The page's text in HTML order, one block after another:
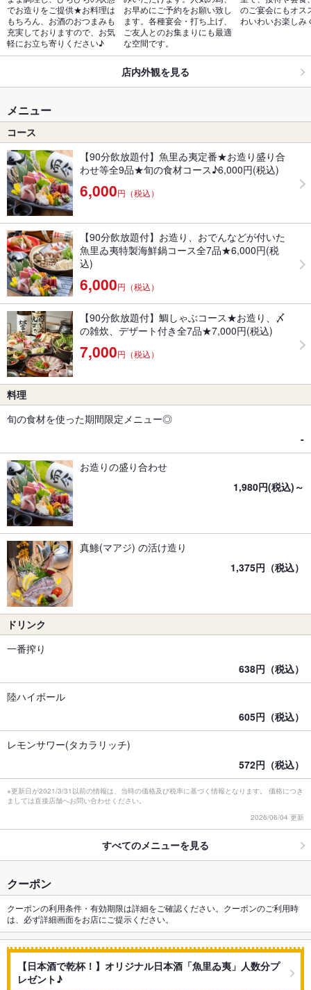
でお造りをご提供★お料理は
もちろん、お酒のおつまみも
充実しておりますので、お気
軽にお立ち寄りください♪
お早めにご予約をお願い致し
ます。各種宴会・打ち上げ、
ご友人とのお集まりにも最適
な空間です。
のご宴会にもオス
わいわいお楽しみ
店内外観を見る
メニュー
コース
【90分飲放題付】魚里ゐ夷定番★お造り盛り合
わせ等全9品★旬の食材コース♪6,000円(税込)
6,000円（税込）
【90分飲放題付】お造り、おでんなどが付いた
魚里ゐ夷特製海鮮鍋コース全7品★6,000円(税
込)
6,000円（税込）
【90分飲放題付】鯛しゃぶコース★お造り、〆
の雑炊、デザート付き全7品★7,000円(税込)
7,000円（税込）
料理
旬の食材を使った期間限定メニュー◎
-
お造りの盛り合わせ
1,980円(税込)～
真鯵(マアジ) の活け造り
1,375円（税込）
ドリンク
一番搾り
638円（税込）
陸ハイボール
605円（税込）
レモンサワー(タカラリッチ)
572円（税込）
※更新日が2021/3/31以前の情報は、当時の価格及び税率に基づく情報となります。 価格につき
ましては直接店舗へお問い合わせください。
2026/06/04 更新
すべてのメニューを見る
クーポン
クーポンの利用条件・有効期限は詳細をご確認ください。クーポンのご利用時
は、必ず詳細画面をお店にご提示ください。
【日本酒で乾杯！】オリジナル日本酒「魚里ゐ夷」人数分プ
レゼント♪